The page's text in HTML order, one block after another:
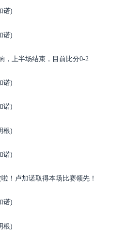
诺)
诺)
，上半场结束，目前比分0-2
诺)
诺)
根)
诺)
！卢加诺取得本场比赛领先！
诺)
根)